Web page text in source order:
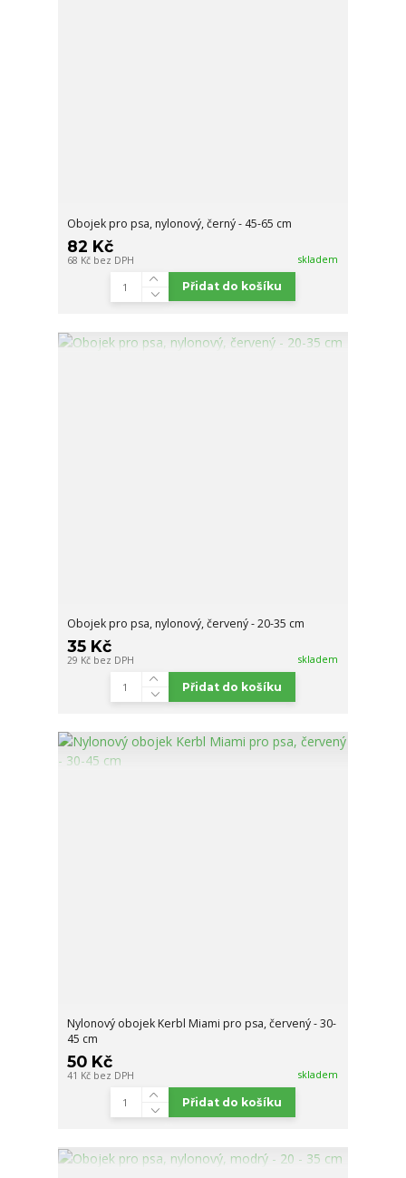
Obojek pro psa, nylonový, černý - 45-65 cm
82 Kč
68 Kč bez DPH skladem
Přidat do košíku
Obojek pro psa, nylonový, červený - 20-35 cm
35 Kč
29 Kč bez DPH skladem
Přidat do košíku
Nylonový obojek Kerbl Miami pro psa, červený - 30-
45 cm
50 Kč
41 Kč bez DPH skladem
Přidat do košíku